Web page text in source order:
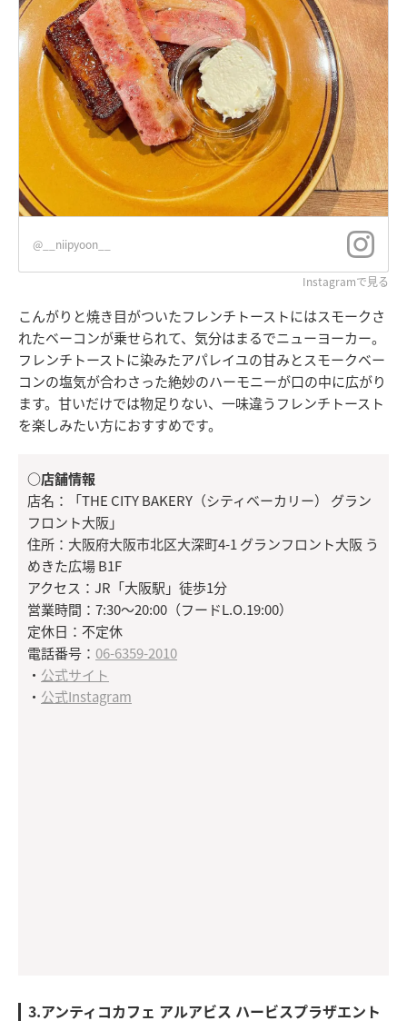
@__niipyoon__
Instagramで見る
こんがりと焼き目がついたフレンチトーストにはスモークさ
れたベーコンが乗せられて、気分はまるでニューヨーカー。
フレンチトーストに染みたアパレイユの甘みとスモークベー
コンの塩気が合わさった絶妙のハーモニーが口の中に広がり
ます。甘いだけでは物足りない、一味違うフレンチトースト
を楽しみたい方におすすめです。
○店舗情報
店名：「THE CITY BAKERY（シティベーカリー） グラン
フロント大阪」
住所：大阪府大阪市北区大深町4-1 グランフロント大阪 う
めきた広場 B1F
アクセス：JR「大阪駅」徒歩1分
営業時間：7:30～20:00（フードL.O.19:00）
定休日：不定休
電話番号： 06-6359-2010
・ 公式サイト
・ 公式Instagram
3.アンティコカフェ アルアビス ハービスプラザエント